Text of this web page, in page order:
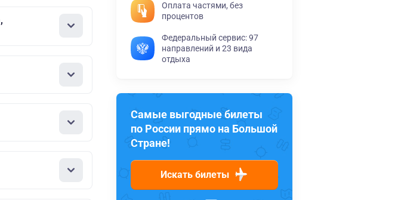
Оплата частями, без
процентов
Федеральный сервис: 97
направлений и 23 вида
отдыха
Самые выгодные билеты
по России прямо на Большой
Стране!
Искать билеты